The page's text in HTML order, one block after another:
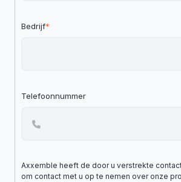
Bedrijf*
Telefoonnummer
Axxemble heeft de door u verstrekte
om contact met u op te nemen over onze